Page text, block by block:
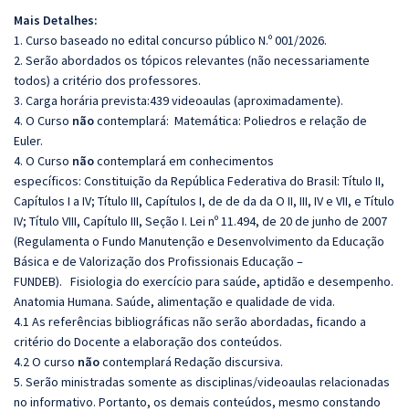
Mais Detalhes:
1. Curso baseado no edital concurso público N.º 001/2026.
2. Serão abordados os tópicos relevantes (não necessariamente
todos) a critério dos professores.
3. Carga horária prevista:439 videoaulas (aproximadamente).
4. O Curso nãocontemplará: Matemática: Poliedros e relação de
Euler.
4. O Curso nãocontemplará em conhecimentos
específicos: Constituição da República Federativa do Brasil: Título II,
Capítulos I a IV; Título III, Capítulos I, de de da da Ο II, III, IV e VII, e Título
IV; Título VIII, Capítulo III, Seção I. Lei nº 11.494, de 20 de junho de 2007
(Regulamenta o Fundo Manutenção e Desenvolvimento da Educação
Básica e de Valorização dos Profissionais Educação –
FUNDEB). Fisiologia do exercício para saúde, aptidão e desempenho.
Anatomia Humana. Saúde, alimentação e qualidade de vida.
4.1 As referências bibliográficas não serão abordadas, ficando a
critério do Docente a elaboração dos conteúdos.
4.2 O curso nãocontemplará Redação discursiva.
5. Serão ministradas somente as disciplinas/videoaulas relacionadas
no informativo. Portanto, os demais conteúdos, mesmo constando